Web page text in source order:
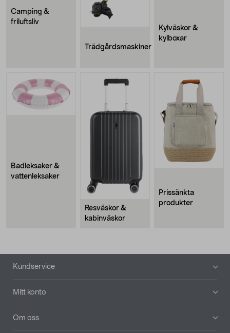
Camping &
friluftsliv
Trädgårdsmaskiner
Kylväskor &
kylboxar
Badleksaker &
vattenleksaker
Resväskor &
kabinväskor
Prissänkta
produkter
Sidfot
Kundservice
Mitt konto
Om oss